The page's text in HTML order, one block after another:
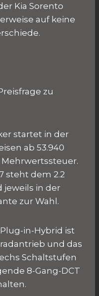
Kia Sorento
auf keine
zu
startet in der
ab 53.940
Mehrwertssteuer.
steht dem 2.2
jeweils in der
zur Wahl.
Plug-in-Hybrid ist
und das
Schaltstufen
8-Gang-DCT